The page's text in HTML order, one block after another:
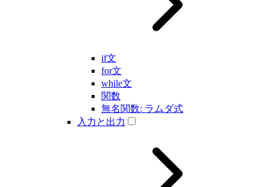
if文
for文
while文
関数
無名関数: ラムダ式
入力と出力